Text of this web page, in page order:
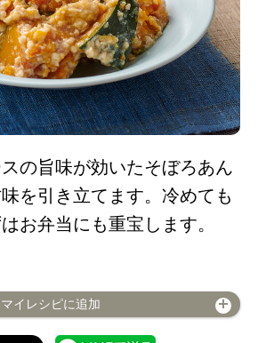
の旨味が効いたそぼろあん
を引き立てます。冷めても
お弁当にも重宝します。
マイレシピに追加